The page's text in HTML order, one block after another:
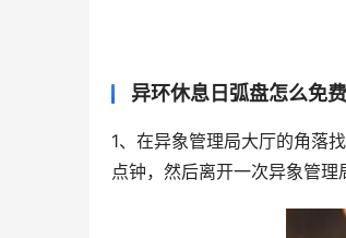
异环休息日弧盘怎么免费
1、在异象管理局大厅的角落找
点钟，然后离开一次异象管理